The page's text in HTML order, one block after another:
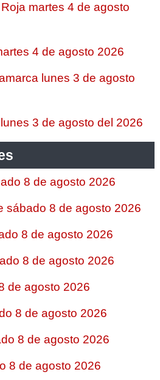
martes 4 de agosto
4 de agosto 2026
lunes 3 de agosto
3 de agosto del 2026
8 de agosto 2026
sábado 8 de agosto 2026
8 de agosto 2026
8 de agosto 2026
de agosto 2026
8 de agosto 2026
8 de agosto 2026
8 de agosto 2026